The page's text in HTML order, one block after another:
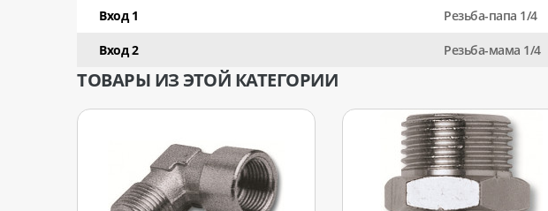
Вход 1 Резьба-папа 1/4
Вход 2 Резьба-мама 1/4
ТОВАРЫ ИЗ ЭТОЙ КАТЕГОРИИ